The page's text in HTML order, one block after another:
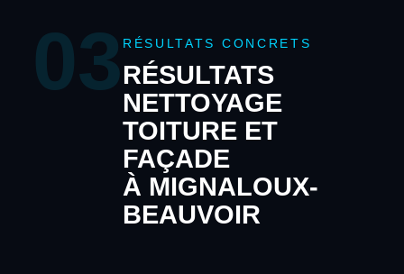
03 RÉSULTATS CONCRETS
RÉSULTATS
NETTOYAGE
TOITURE ET
FAÇADE
À MIGNALOUX-
BEAUVOIR